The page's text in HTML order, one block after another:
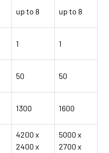
up to 8 up to 8
1 1
50 50
1300 1600
4200 x
2400 x
5000 x
2700 x